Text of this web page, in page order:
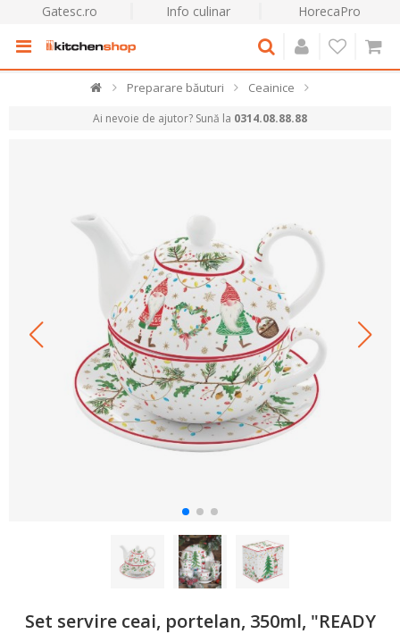
Gatesc.ro Info culinar HorecaPro
Preparare băuturi Ceainice
Ai nevoie de ajutor? Sună la 0314.08.88.88
Set servire ceai, portelan, 350ml, "READY